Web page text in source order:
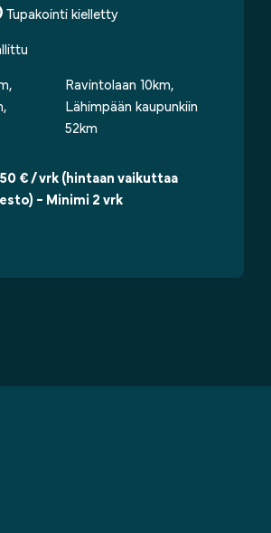
Tupakointi kielletty
Tupakointi kielletty
Ravintolaan 10km, Kauppaan 10km,
Ravintolaan 10km,
Lähimpään kaupunkiin
52km
€ / vrk (hintaan vaikuttaa
- Minimi 2 vrk